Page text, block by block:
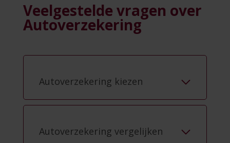
Veelgestelde vragen over
Autoverzekering
Autoverzekering kiezen
Autoverzekering vergelijken